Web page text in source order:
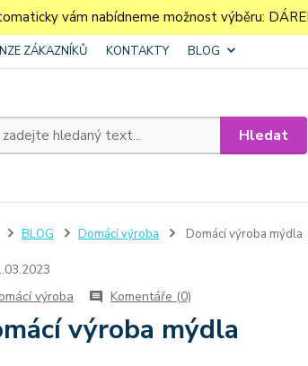
vám nabídneme možnost výběru:
ZÁKAZNÍKŮ KONTAKTY BLOG
Hledat
BLOG Domácí výroba Domácí výroba mýdla
.03.2023
výroba
Komentáře (0)
výroba mýdla